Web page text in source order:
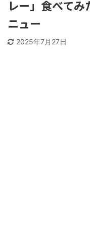
レー」食べて
ニュー
2025年7月27日